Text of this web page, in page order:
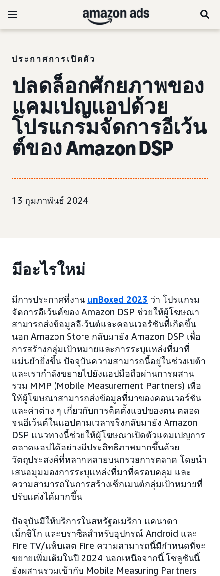
ประกาศการเปิดตัว
ปลดล็อกศักยภาพของ
แคมเปญแอปด้วย
โปรแกรมจัดการอีเว้น
ต์ของ Amazon DSP
13 กุมภาพันธ์ 2024
มีอะไรใหม่
มีการประกาศที่งาน unBoxed 2023 ว่า โปรแกรม
จัดการอีเว้นต์ของ Amazon DSP ช่วยให้ผู้โฆษณา
สามารถส่งข้อมูลอีเว้นต์และคอนเวอร์ชันที่เกิดขึ้น
นอก Amazon Store กลับมายัง Amazon DSP เพื่อ
การสร้างกลุ่มเป้าหมายและการระบุแหล่งที่มาที่
แม่นยำยิ่งขึ้น ปัจจุบันความสามารถนี้อยู่ในช่วงเบต้า
และเรากำลังขยายไปยังแอปมือถือผ่านการผสาน
รวม MMP (Mobile Measurement Partners) เพื่อ
ให้ผู้โฆษณาสามารถส่งข้อมูลที่มาของคอนเวอร์ชัน
และค่าต่าง ๆ เกี่ยวกับการติดตั้งแอปของตน ตลอด
จนอีเว้นต์ในแอปตามเวลาจริงกลับมายัง Amazon
DSP แนวทางนี้ช่วยให้ผู้โฆษณาเปิดตัวแคมเปญการ
ตลาดแอปได้อย่างมีประสิทธิภาพมากขึ้นด้วย
วัตถุประสงค์ที่หลากหลายบนกรวยการตลาด โดยนำ
เสนอมุมมองการระบุแหล่งที่มาที่ครอบคลุม และ
ความสามารถในการสร้างเซ็กเมนต์กลุ่มเป้าหมายที่
ปรับแต่งได้มากขึ้น
ปัจจุบันมีให้บริการในสหรัฐอเมริกา แคนาดา
เม็กซิโก และบราซิลสำหรับอุปกรณ์ Android และ
Fire TV/แท็บเลต Fire ความสามารถนี้มีกำหนดที่จะ
ขยายเพิ่มเติมในปี 2024 นอกเหนือจากนี้ โซลูชันนี้
ยังผสานรวมเข้ากับ Mobile Measuring Partners